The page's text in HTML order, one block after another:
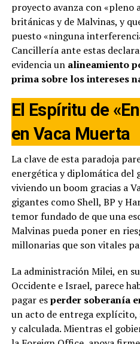
proyecto avanza con «pleno
británicas y de Malvinas, y
puesto «ninguna
Cancillería ante estas
evidencia un alineamiento
prima sobre los intereses
El Espíritu de
en Vaca Muerta
La clave de esta paradoja
energética y diplomática del
viviendo un boom gracias a
gigantes como Shell, BP y
temor fundado de que una
Malvinas pueda poner en
millonarias que son vitales
La administración Milei, en
Occidente e Israel, parece
pagar esperder soberanía
un acto de entrega explícito,
y calculada. Mientras el